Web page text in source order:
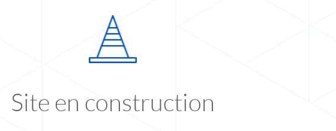
Site en construction